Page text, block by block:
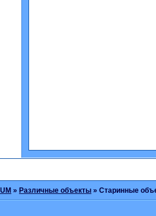
» Различные объекты »Старинные